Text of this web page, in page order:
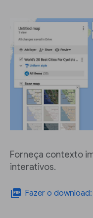
Forneça contexto
interativos.
picture_as_pdf Fazer o